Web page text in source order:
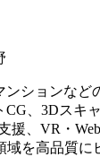
ションなど
、3Dスキ
援、VR・
を高品質に